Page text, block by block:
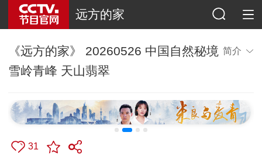
远方的家
《远方的家》 20260526 中国自然秘境
雪岭青峰 天山翡翠
简介
31